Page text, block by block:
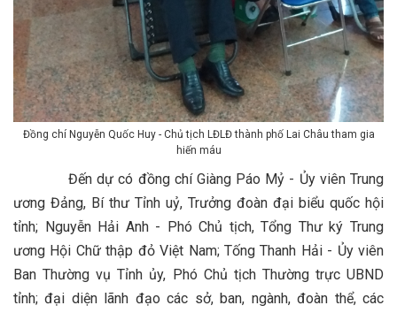
Đồng chí Nguyễn Quốc Huy - Chủ tịch LĐLĐ thành phố Lai Châu tham gia
hiến máu
Đến dự có đồng chí Giàng Páo Mỷ - Ủy viên Trung
ương Đảng, Bí thư Tỉnh uỷ, Trưởng đoàn đại biểu quốc hội
tỉnh; Nguyễn Hải Anh - Phó Chủ tịch, Tổng Thư ký Trung
ương Hội Chữ thập đỏ Việt Nam; Tống Thanh Hải - Ủy viên
Ban Thường vụ Tỉnh ủy, Phó Chủ tịch Thường trực UBND
tỉnh; đại diện lãnh đạo các sở, ban, ngành, đoàn thể, các